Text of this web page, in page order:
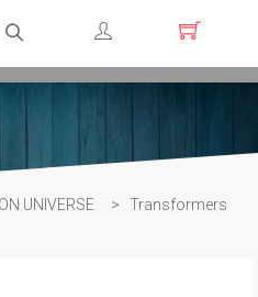
Registrati
UNIVERSE >
Transformers